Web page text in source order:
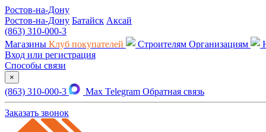
Ростов-на-Дону
Ростов-на-Дону Батайск Аксай
(863) 310-000-3
Магазины Клуб покупателей Строителям Организациям
Вход или регистрация
Способы связи
×
(863) 310-000-3 Max Telegram Обратная связь
Заказать звонок